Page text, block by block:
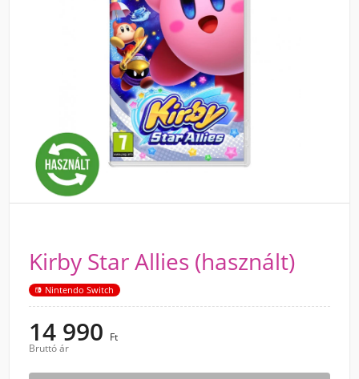
Kirby Star Allies (használt)
Nintendo Switch
14 990 Ft
Bruttó ár